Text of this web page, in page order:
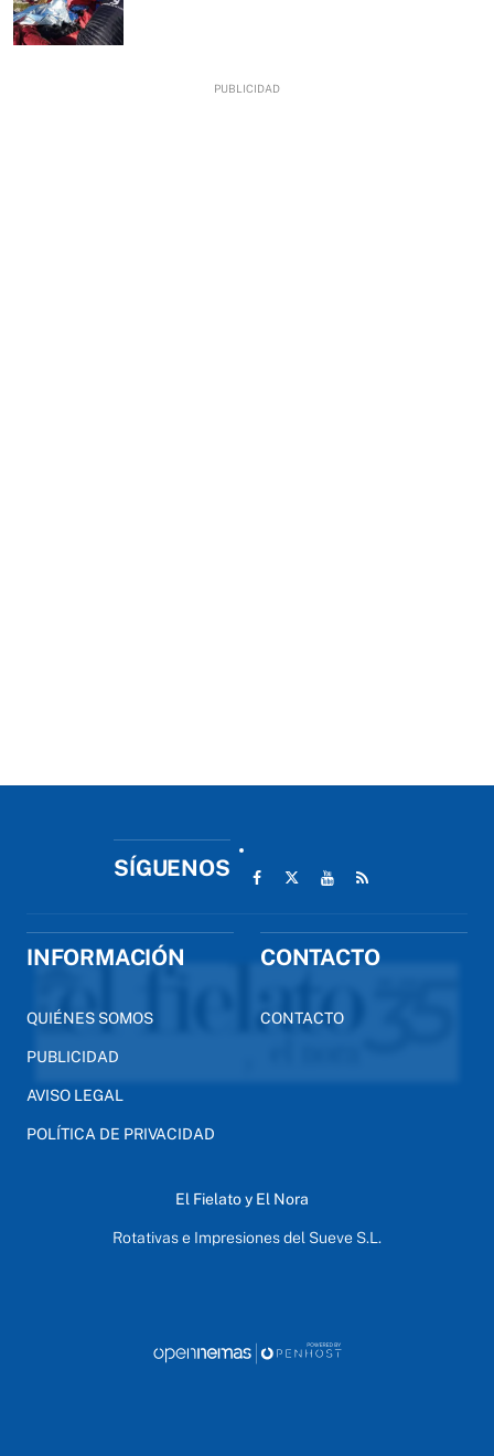
SÍGUENOS
INFORMACIÓN
QUIÉNES SOMOS
PUBLICIDAD
AVISO LEGAL
POLÍTICA DE PRIVACIDAD
CONTACTO
CONTACTO
El Fielato y El Nora
Rotativas e Impresiones del Sueve S.L.